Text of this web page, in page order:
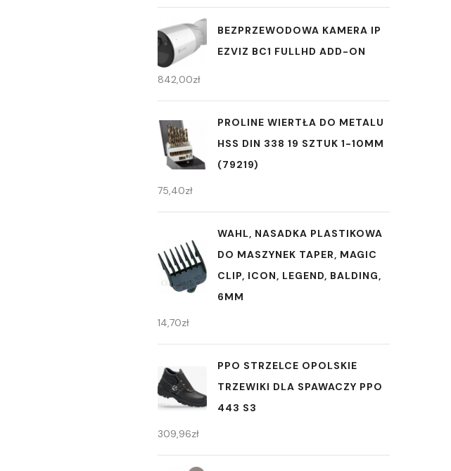
BEZPRZEWODOWA KAMERA IP
EZVIZ BC1 FULLHD ADD-ON
842,00zł
PROLINE WIERTŁA DO METALU
HSS DIN 338 19 SZTUK 1-10MM
(79219)
75,40zł
WAHL, NASADKA PLASTIKOWA
DO MASZYNEK TAPER, MAGIC
CLIP, ICON, LEGEND, BALDING,
6MM
14,70zł
PPO STRZELCE OPOLSKIE
TRZEWIKI DLA SPAWACZY PPO
443 S3
309,96zł